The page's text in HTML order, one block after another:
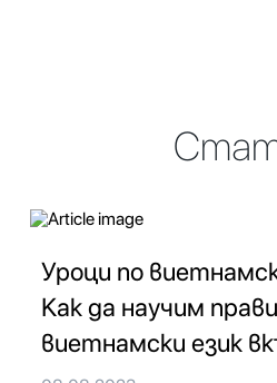
Уроци по
Как да научим
виетнамски език